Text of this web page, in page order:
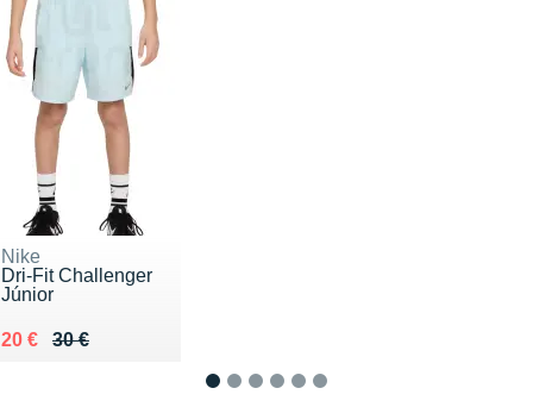
Nike
Dri-Fit Challenger
Júnior
30 €
Au lieu de 30 €
20 €
Vendu 20 €